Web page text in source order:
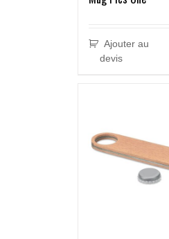
Ajouter au
devis